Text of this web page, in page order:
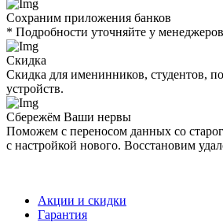
Сохраним приложения банков
* Подробности уточняйте у
Скидка
Скидка для именинников, студентов,
устройств.
Сбережём Ваши нервы
Поможем с переносом данных со
с настройкой нового. Восстановим
Акции и скидки
Гарантия